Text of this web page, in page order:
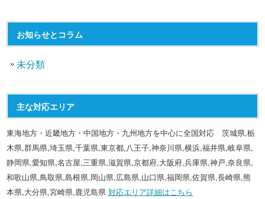
お知らせとコラム
未分類
主な対応エリア
東海地方・近畿地方・中国地方・九州地方を中心に全国対応 茨城県,栃
木県,群馬県,埼玉県,千葉県,東京都,八王子,神奈川県,横浜,福井県,岐阜県,
静岡県,愛知県,名古屋,三重県,滋賀県,京都府,大阪府,兵庫県,神戸,奈良県,
和歌山県,鳥取県,島根県,岡山県,広島県,山口県,福岡県,佐賀県,長崎県,熊
本県,大分県,宮崎県,鹿児島県対応エリア詳細はこちら